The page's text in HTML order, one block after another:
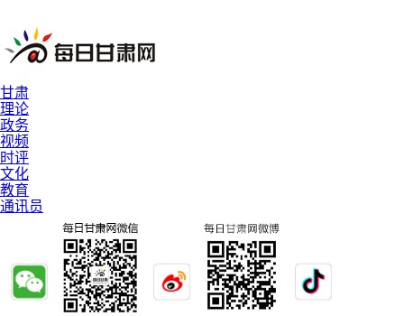
甘肃
理论
政务
视频
时评
文化
教育
通讯员